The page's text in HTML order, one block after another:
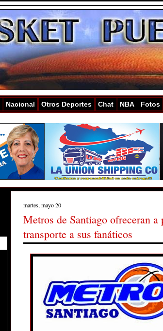
Nacional Otros Deportes Chat NBA Fotos
martes, mayo 20
Metros de Santiago ofreceran a
transporte a sus fanáticos